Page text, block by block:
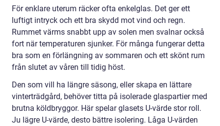
För enklare uterum räcker ofta enkelglas. Det ger ett
luftigt intryck och ett bra skydd mot vind och regn.
Rummet värms snabbt upp av solen men svalnar också
fort när temperaturen sjunker. För många fungerar detta
bra som en förlängning av sommaren och ett skönt rum
från slutet av våren till tidig höst.
Den som vill ha längre säsong, eller skapa en lättare
vinterträdgård, behöver titta på isolerade glaspartier med
brutna köldbryggor. Här spelar glasets U-värde stor roll.
Ju lägre U-värde, desto bättre isolering. Låga U-värden